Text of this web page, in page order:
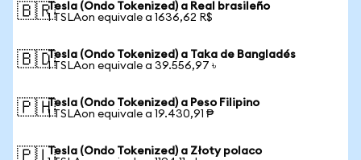
🇧🇷Tesla (Ondo Tokenized) a Real brasileño
1 TSLAon equivale a 1636,62 R$
🇧🇩Tesla (Ondo Tokenized) a Taka de Bangladés
1 TSLAon equivale a 39.556,97 ৳
🇵🇭Tesla (Ondo Tokenized) a Peso Filipino
1 TSLAon equivale a 19.430,91 ₱
Tesla (Ondo Tokenized) a Złoty polaco